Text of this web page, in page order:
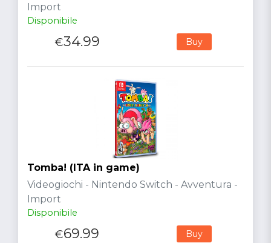
Import
Disponibile
€34.99 Buy
Tomba! (ITA in game)
Videogiochi - Nintendo Switch - Avventura -
Import
Disponibile
€69.99 Buy